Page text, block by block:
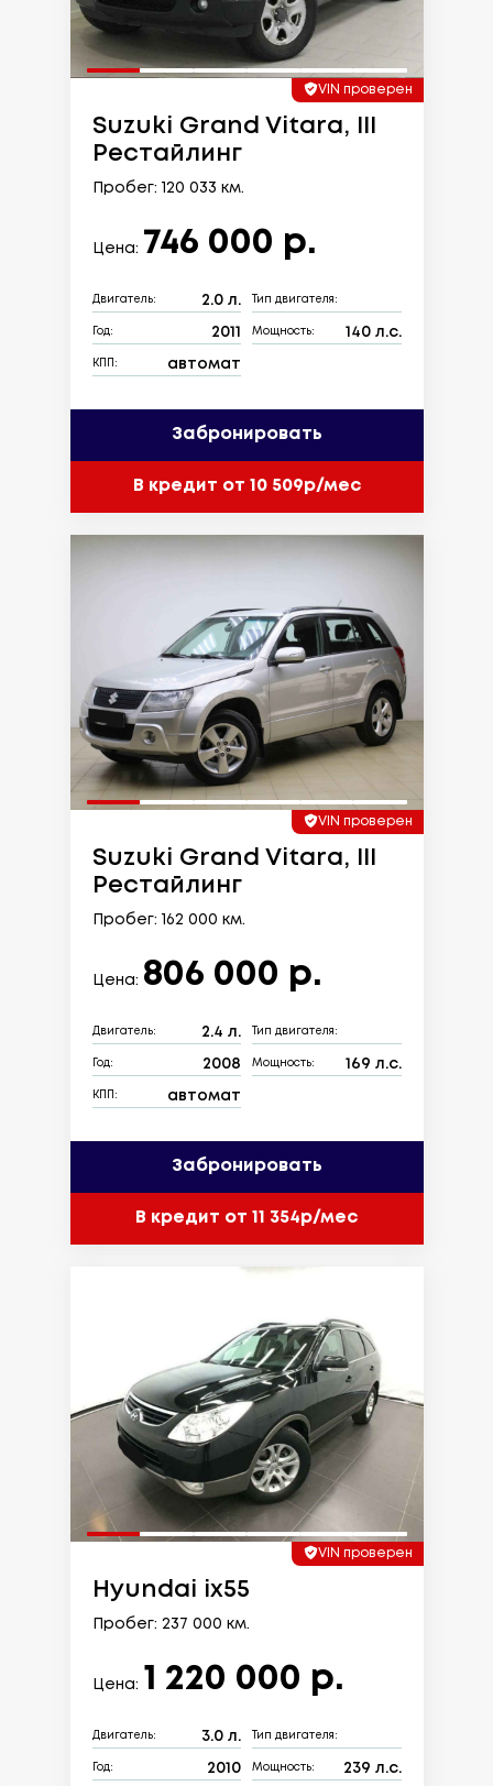
VIN проверен
Suzuki Grand Vitara, III
Рестайлинг
Пробег: 120 033 км.
Цена: 746 000 р.
Двигатель: 2.0 л. Тип двигателя:
Год: 2011 Мощность: 140 л.с.
КПП: автомат
Забронировать
В кредит от 10 509р/мес
VIN проверен
Suzuki Grand Vitara, III
Рестайлинг
Пробег: 162 000 км.
Цена: 806 000 р.
Двигатель: 2.4 л. Тип двигателя:
Год: 2008 Мощность: 169 л.с.
КПП: автомат
Забронировать
В кредит от 11 354р/мес
VIN проверен
Hyundai ix55
Пробег: 237 000 км.
Цена: 1 220 000 р.
Двигатель: 3.0 л. Тип двигателя:
Год: 2010 Мощность: 239 л.с.